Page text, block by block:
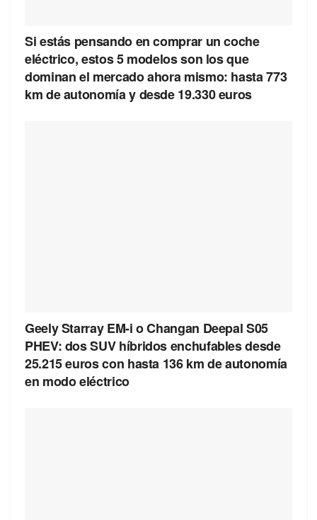
Si estás pensando en comprar un coche
eléctrico, estos 5 modelos son los que
dominan el mercado ahora mismo: hasta 773
km de autonomía y desde 19.330 euros
Geely Starray EM-i o Changan Deepal S05
PHEV: dos SUV híbridos enchufables desde
25.215 euros con hasta 136 km de autonomía
en modo eléctrico